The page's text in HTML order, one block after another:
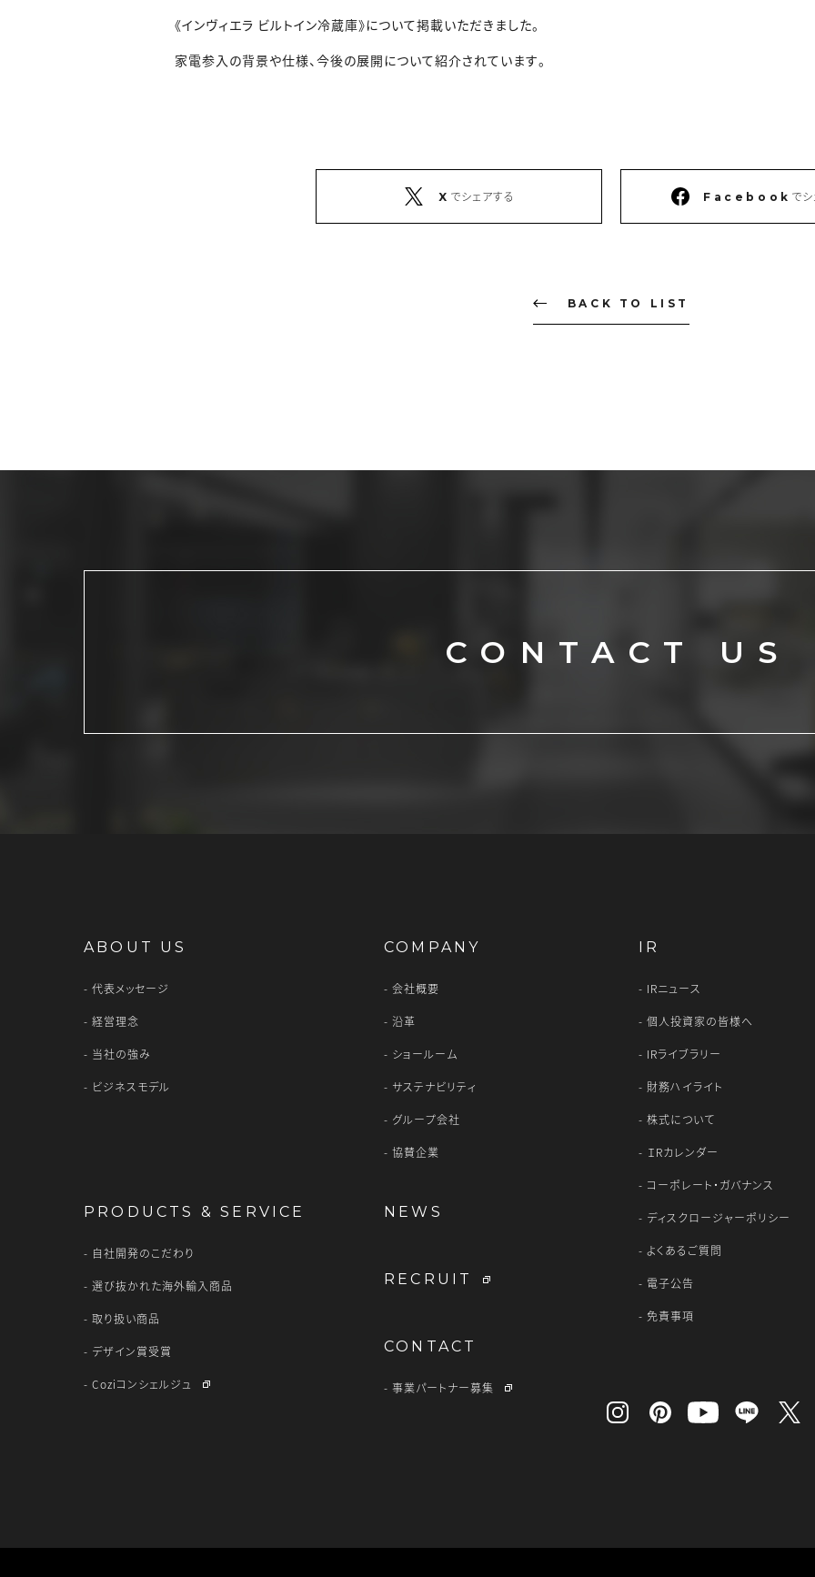
《インヴィエラ ビルトイン冷蔵庫》について掲載いただきました。
家電参入の背景や仕様、今後の展開について紹介されています。
X でシェアする Facebook で
BACK TO LIST
CONTACT US
ABOUT US
代表メッセージ
経営理念
当社の強み
ビジネスモデル
PRODUCTS & SERVICE
自社開発のこだわり
選び抜かれた海外輸入商品
取り扱い商品
デザイン賞受賞
Coziコンシェルジュ
COMPANY
会社概要
沿革
ショールーム
サステナビリティ
グループ会社
協賛企業
IR
IRニュース
個人投資家の皆様へ
IRライブラリー
財務ハイライト
株式について
ＩRカレンダー
コーポレート・ガバナンス
ディスクロージャーポリシー
よくあるご質問
電子公告
免責事項
NEWS
RECRUIT
CONTACT
事業パートナー募集